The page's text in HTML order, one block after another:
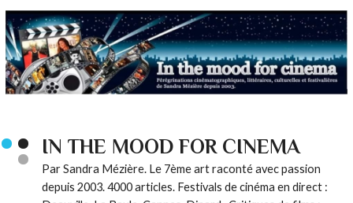
IN THE MOOD FOR CINEMA
Par Sandra Mézière. Le 7ème art raconté avec passion
depuis 2003. 4000 articles. Festivals de cinéma en direct :